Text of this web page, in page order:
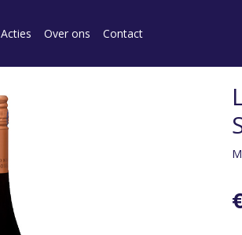
Acties Over ons Contact